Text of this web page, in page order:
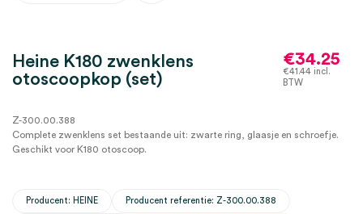
Heine K180 zwenklens
otoscoopkop (set)
€34.25
€41.44incl.
BTW
Z-300.00.388
Complete zwenklens set bestaande uit: zwarte ring, glaasje en schroefje.
Geschikt voor K180 otoscoop.
Producent: HEINE Producent referentie: Z-300.00.388